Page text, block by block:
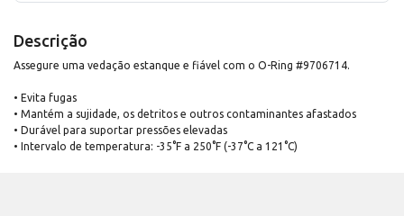
Descrição
Assegure uma vedação estanque e fiável com o O-Ring #9706714.
• Evita fugas
• Mantém a sujidade, os detritos e outros contaminantes afastados
• Durável para suportar pressões elevadas
• Intervalo de temperatura: -35°F a 250°F (-37°C a 121°C)